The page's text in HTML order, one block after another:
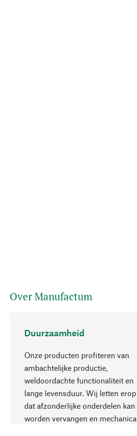
Over Manufactum
Duurzaamheid
Onze producten profiteren van
ambachtelijke productie,
weldoordachte functionaliteit en
lange levensduur. Wij letten erop
dat afzonderlijke onderdelen kan
worden vervangen en mechanica